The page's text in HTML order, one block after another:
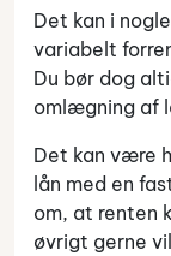
Det kan i
variabelt
Du bør dog
omlægning af
Det kan være
lån med en
om, at renten
øvrigt gerne